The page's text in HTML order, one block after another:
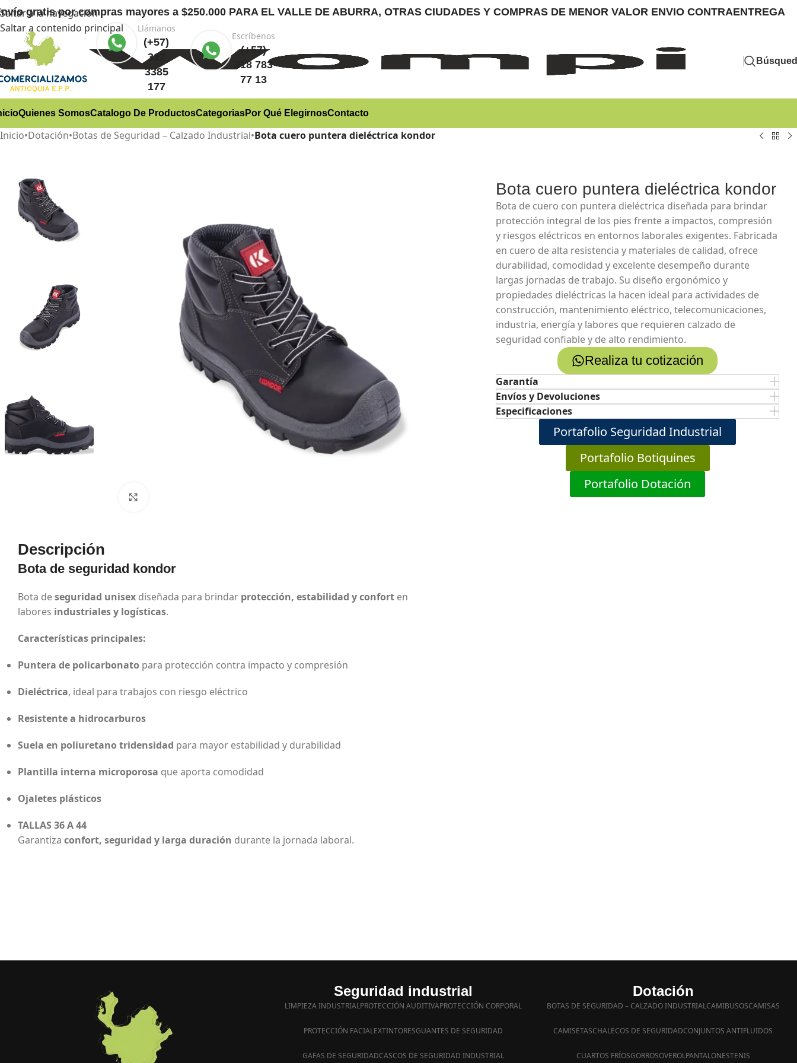
Saltar a la navegación
Saltar a contenido principal
gratispor compras mayores a $250.000 PARA EL VALLE DE ABURRA, OTRAS CIUDADES Y COMPRAS DE MENOR VALOR ENVIO CONTRAENTREGA
Llámanos
(+57)
312
3385
177
Escríbenos
(+57)
318 783
77 13
Quienes SomosCatalogo De ProductosCategoriasPor Qué ElegirnosContacto
Inicio•Dotación•Botas de Seguridad – Calzado Industrial•Bota cuero puntera dieléctrica kondor
Descripción
Bota de seguridad kondor
Bota deseguridad unisex diseñada para brindar protección, estabilidad y confort en
labores industriales y logísticas.
Características principales:
Puntera de policarbonato para protección contra impacto y compresión
Dieléctrica, ideal para trabajos con riesgo eléctrico
Resistente a hidrocarburos
Suela en poliuretano tridensidad para mayor estabilidad y durabilidad
Plantilla interna microporosa que aporta comodidad
Ojaletes plásticos
TALLAS 36 A 44
Garantiza confort, seguridad y larga duración durante la jornada laboral.
Bota cuero puntera dieléctrica kondor
Bota de cuero con puntera dieléctrica diseñada para brindar
protección integral de los pies frente a impactos, compresión
y riesgos eléctricos en entornos laborales exigentes. Fabricada
en cuero de alta resistencia y materiales de calidad, ofrece
durabilidad, comodidad y excelente desempeño durante
largas jornadas de trabajo. Su diseño ergonómico y
propiedades dieléctricas la hacen ideal para actividades de
construcción, mantenimiento eléctrico, telecomunicaciones,
industria, energía y labores que requieren calzado de
seguridad confiable y de alto rendimiento.
Realiza tu cotización
Garantía
Envíos y Devoluciones
Especificaciones
Portafolio Seguridad Industrial
Portafolio Botiquines
Portafolio Dotación
Seguridad industrial
LIMPIEZA INDUSTRIALPROTECCIÓN AUDITIVAPROTECCIÓN CORPORAL
PROTECCIÓN FACIALEXTINTORESGUANTES DE SEGURIDAD
GAFAS DE SEGURIDADCASCOS DE SEGURIDAD INDUSTRIAL
Dotación
BOTAS DE SEGURIDAD – CALZADO INDUSTRIALCAMIBUSOSCAMISAS
CAMISETASCHALECOS DE SEGURIDADCONJUNTOS ANTIFLUIDOS
CUARTOS FRÍOSGORROSOVEROLPANTALONESTENIS